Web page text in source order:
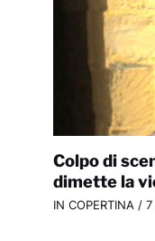
Colpo di
dimette la
IN COPERTINA/